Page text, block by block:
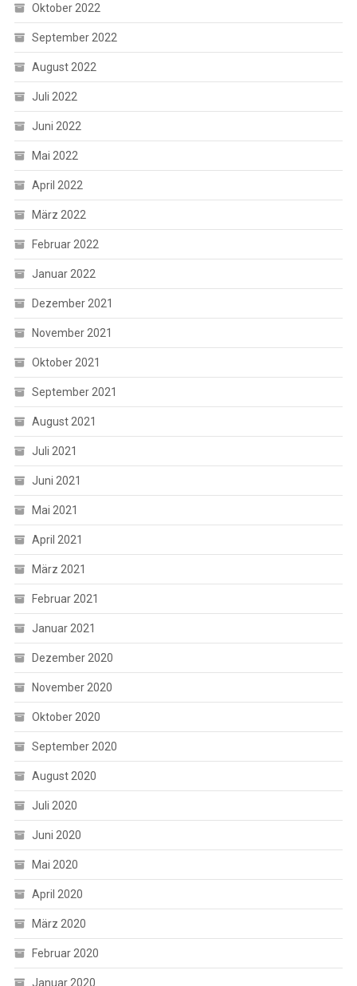
Oktober 2022
September 2022
August 2022
Juli 2022
Juni 2022
Mai 2022
April 2022
März 2022
Februar 2022
Januar 2022
Dezember 2021
November 2021
Oktober 2021
September 2021
August 2021
Juli 2021
Juni 2021
Mai 2021
April 2021
März 2021
Februar 2021
Januar 2021
Dezember 2020
November 2020
Oktober 2020
September 2020
August 2020
Juli 2020
Juni 2020
Mai 2020
April 2020
März 2020
Februar 2020
Januar 2020